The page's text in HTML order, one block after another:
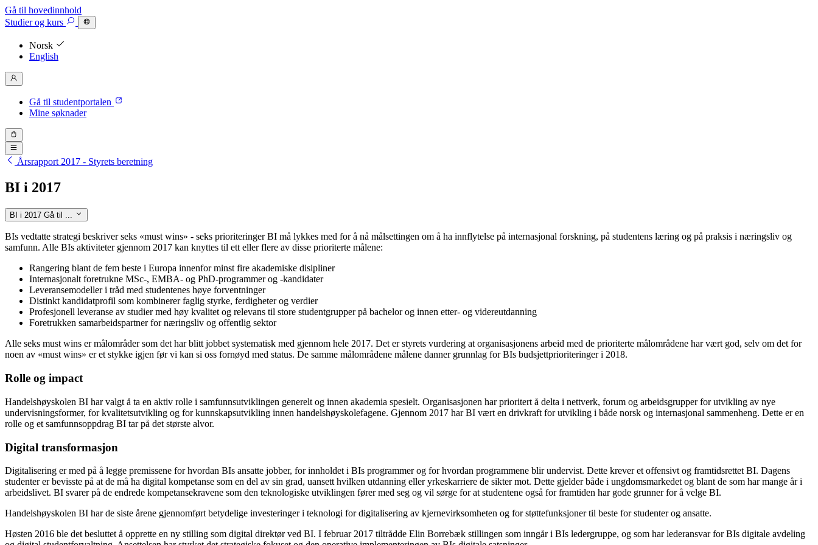
Gå til hovedinnhold
Studierog kurs
Norsk
English
Gå til studentportalen
Mine søknader
Årsrapport 2017 - Styrets beretning
BI i 2017
BI i 2017 Gå til ...
BIs vedtatte strategi beskriver seks «must wins» - seks prioriteringer BI må lykkes med for å nå målsettingen om å ha innflytelse på internasjonal forskning, på studentens læring og på praksis i næringsliv og
samfunn. Alle BIs aktiviteter gjennom 2017 kan knyttes til ett eller flere av disse prioriterte målene:
Rangering blant de fem beste i Europa innenfor minst fire akademiske disipliner
Internasjonalt foretrukne MSc-, EMBA- og PhD-programmer og -kandidater
Leveransemodeller i tråd med studentenes høye forventninger
Distinkt kandidatprofil som kombinerer faglig styrke, ferdigheter og verdier
Profesjonell leveranse av studier med høy kvalitet og relevans til store studentgrupper på bachelor og innen etter- og videreutdanning
Foretrukken samarbeidspartner for næringsliv og offentlig sektor
Alle seks must wins er målområder som det har blitt jobbet systematisk med gjennom hele 2017. Det er styrets vurdering at organisasjonens arbeid med de prioriterte målområdene har vært god, selv om det for
noen av «must wins» er et stykke igjen før vi kan si oss fornøyd med status. De samme målområdene målene danner grunnlag for BIs budsjettprioriteringer i 2018.
Rolle og impact
Handelshøyskolen BI har valgt å ta en aktiv rolle i samfunnsutviklingen generelt og innen akademia spesielt. Organisasjonen har prioritert å delta i nettverk, forum og arbeidsgrupper for utvikling av nye
undervisningsformer, for kvalitetsutvikling og for kunnskapsutvikling innen handelshøyskolefagene. Gjennom 2017 har BI vært en drivkraft for utvikling i både norsk og internasjonal sammenheng. Dette er en
rolle og et samfunnsoppdrag BI tar på det største alvor.
Digital transformasjon
Digitalisering er med på å legge premissene for hvordan BIs ansatte jobber, for innholdet i BIs programmer og for hvordan programmene blir undervist. Dette krever et offensivt og framtidsrettet BI. Dagens
studenter er bevisste på at de må ha digital kompetanse som en del av sin grad, uansett hvilken utdanning eller yrkeskarriere de sikter mot. Dette gjelder både i ungdomsmarkedet og blant de som har mange år i
arbeidslivet. BI svarer på de endrede kompetansekravene som den teknologiske utviklingen fører med seg og vil sørge for at studentene også for framtiden har gode grunner for å velge BI.
Handelshøyskolen BI har de siste årene gjennomført betydelige investeringer i teknologi for digitalisering av kjernevirksomheten og for støttefunksjoner til beste for studenter og ansatte.
Høsten 2016 ble det besluttet å opprette en ny stilling som digital direktør ved BI. I februar 2017 tiltrådde Elin Borrebæk stillingen som inngår i BIs ledergruppe, og som har lederansvar for BIs digitale avdeling